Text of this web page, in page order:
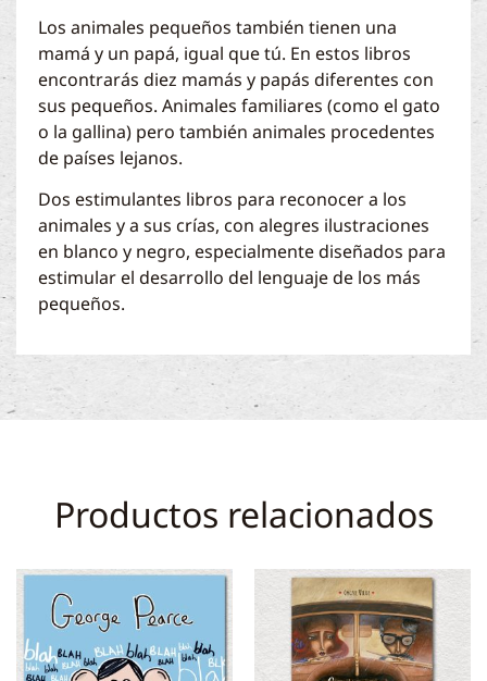
Los animales pequeños también tienen una
mamá y un papá, igual que tú. En estos libros
encontrarás diez mamás y papás diferentes con
sus pequeños. Animales familiares (como el gato
o la gallina) pero también animales procedentes
de países lejanos.
Dos estimulantes libros para reconocer a los
animales y a sus crías, con alegres ilustraciones
en blanco y negro, especialmente diseñados para
estimular el desarrollo del lenguaje de los más
pequeños.
Productos relacionados